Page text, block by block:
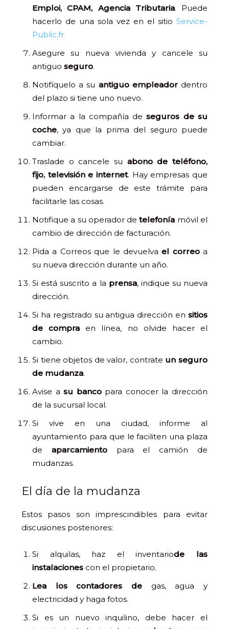
Emploi, CPAM, Agencia Tributaria. Puede
hacerlo de una sola vez en el sitio Service-
Public.fr
Asegure su nueva vivienda y cancele su
antiguo seguro.
Notifíquelo a su antiguo empleadordentro
del plazo si tiene uno nuevo.
Informar a la compañía de seguros de su
coche, ya que la prima del seguro puede
cambiar.
Traslade o cancele su abono de teléfono,
fijo, televisión e internet. Hay empresas que
pueden encargarse de este trámite para
facilitarle las cosas.
Notifique a su operador detelefonía móvil el
cambio de dirección de facturación.
Pida a Correos que le devuelva el correoa
su nueva dirección durante un año.
Si está suscrito a la prensa, indique su nueva
dirección.
Si ha registrado su antigua dirección en sitios
de compra en línea, no olvide hacer el
cambio.
Si tiene objetos de valor, contrate un seguro
de mudanza.
Avise asu bancopara conocer la dirección
de la sucursal local.
Si vive en una ciudad, informe al
ayuntamiento para que le faciliten una plaza
de aparcamientopara el camión de
mudanzas.
El día de la mudanza
Estos pasos son imprescindibles para evitar
discusiones posteriores:
Si alquilas, haz el inventariode las
instalaciones con el propietario.
Lea los contadores de gas, agua y
electricidad y haga fotos.
Si es un nuevo inquilino, debe hacer el